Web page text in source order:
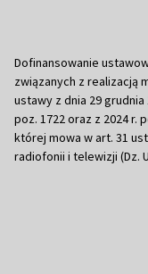
Dofinansowanie
związanych z realizacją
ustawy z dnia 29 grudnia
poz. 1722 oraz z 2024 r.
której mowa w art. 31
radiofonii i telewizji (Dz.